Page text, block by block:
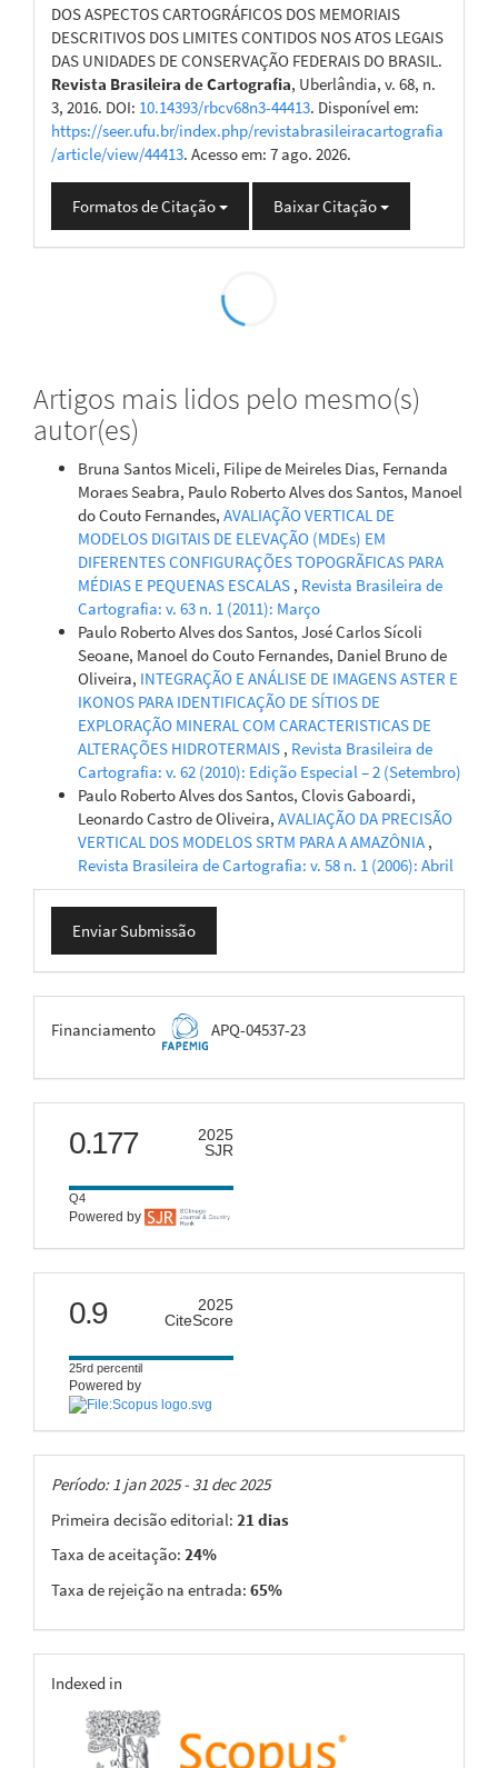
DOS ASPECTOS CARTOGRÁFICOS DOS MEMORIAIS
DESCRITIVOS DOS LIMITES CONTIDOS NOS ATOS LEGAIS
DAS UNIDADES DE CONSERVAÇÃO FEDERAIS DO BRASIL.
Revista Brasileira de Cartografia, Uberlândia, v. 68, n.
3, 2016. DOI: 10.14393/rbcv68n3-44413. Disponível em:
https://seer.ufu.br/index.php/revistabrasileiracartografia
/article/view/44413. Acesso em: 7 ago. 2026.
Formatos de Citação Baixar Citação
Artigos mais lidos pelo mesmo(s)
autor(es)
Bruna Santos Miceli, Filipe de Meireles Dias, Fernanda
Moraes Seabra, Paulo Roberto Alves dos Santos, Manoel
do Couto Fernandes,AVALIAÇÃO VERTICAL DE
MODELOS DIGITAIS DE ELEVAÇÃO (MDEs) EM
DIFERENTES CONFIGURAÇÕES TOPOGRÃFICAS PARA
MÉDIAS E PEQUENAS ESCALAS,Revista Brasileira de
Cartografia: v. 63 n. 1 (2011): Março
Paulo Roberto Alves dos Santos, José Carlos Sícoli
Seoane, Manoel do Couto Fernandes, Daniel Bruno de
Oliveira,INTEGRAÇÃO E ANÁLISE DE IMAGENS ASTER E
IKONOS PARA IDENTIFICAÇÃO DE SÍTIOS DE
EXPLORAÇÃO MINERAL COM CARACTERISTICAS DE
ALTERAÇÕES HIDROTERMAIS,Revista Brasileira de
Cartografia: v. 62 (2010): Edição Especial – 2 (Setembro)
Paulo Roberto Alves dos Santos, Clovis Gaboardi,
Leonardo Castro de Oliveira,AVALIAÇÃO DA PRECISÃO
VERTICAL DOS MODELOS SRTM PARA A AMAZÔNIA,
Revista Brasileira de Cartografia: v. 58 n. 1 (2006): Abril
Enviar
Submissão
Enviar Submissão
FAPEMIG
scimago
2025
Q4
citescore
2025
25rd percentil
Powered by
Taxas
Período: 1 jan 2025 - 31 dec 2025
Primeira decisão editorial:
Taxa de aceitação:
indexing
Indexed in